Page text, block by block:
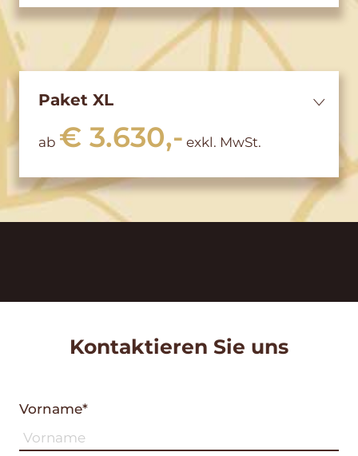
Paket XL
ab € 3.630,- exkl. MwSt.
Kontaktieren Sie uns
Vorname*